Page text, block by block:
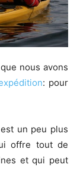
nous avons
: pour
un peu plus
offre tout de
et qui peut